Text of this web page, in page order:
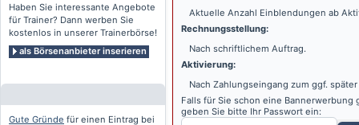
Haben Sie interessante Angebote
für Trainer? Dann werben Sie
kostenlos in unserer Trainerbörse!
als Börsenanbieter inserieren
Gute Gründe für einen Eintrag bei
Aktuelle Anzahl Einblendungen ab
Rechnungsstellung:
Nach schriftlichem Auftrag.
Aktivierung:
Nach Zahlungseingang zum ggf.
Falls für Sie schon eine Bannerwerbung
geben Sie bitte Ihr Passwort ein: